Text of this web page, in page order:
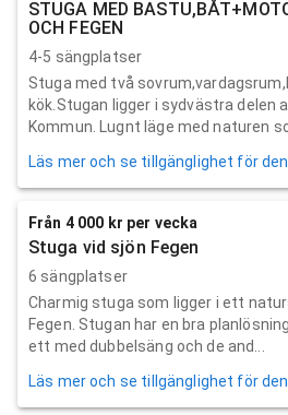
STUGA MED
OCH FEGEN
4-5 sängplatser
Stuga med två
kök.Stugan ligger i sydvästra delen
Kommun. Lugnt läge med naturen
Läs mer och se tillgänglighet för
Från 4 000 kr per vecka
Stuga vid sjön Fegen
6 sängplatser
Charmig stuga som ligger i ett
Fegen. Stugan har en bra
ett med dubbelsäng och de and...
Läs mer och se tillgänglighet för